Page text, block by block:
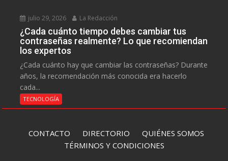
julio 29, 2026 La Redacción
¿Cada cuánto tiempo debes cambiar tus
contraseñas realmente? Lo que recomiendan
los expertos
¿Cada cuánto hay que cambiar las contraseñas? Durante
años, la recomendación más conocida era hacerlo
cada...
TECNOLOGÍA
CONTACTO DIRECTORIO QUIÉNES SOMOS
TÉRMINOS Y CONDICIONES